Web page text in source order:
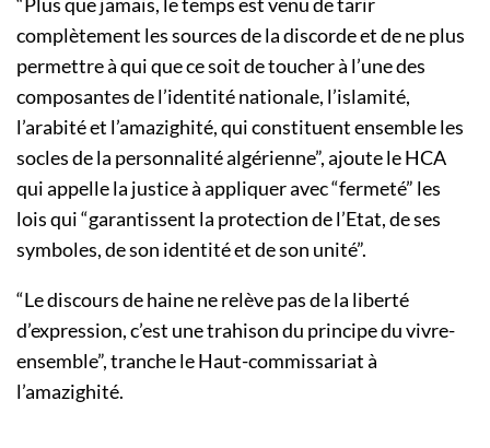
complètement les sources de la discorde et de ne plus
permettre à qui que ce soit de toucher à l’une des
composantes de l’identité nationale, l’islamité,
l’arabité et l’amazighité, qui constituent ensemble les
socles de la personnalité algérienne”, ajoute le HCA
qui appelle la justice à appliquer avec “fermeté” les
lois qui “garantissent la protection de l’Etat, de ses
symboles, de son identité et de son unité”.
“Le discours de haine ne relève pas de la liberté
d’expression, c’est une trahison du principe du vivre-
ensemble”, tranche le Haut-commissariat à
l’amazighité.